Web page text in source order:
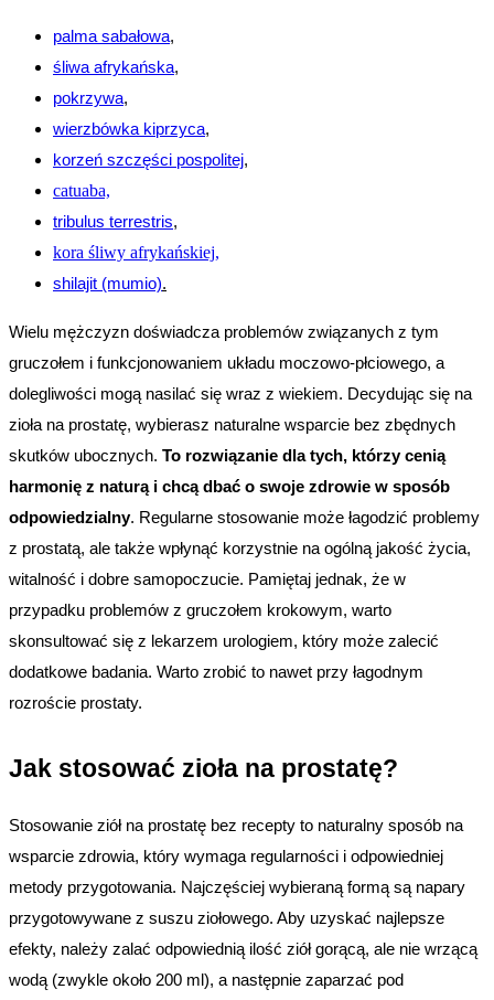
palma sabałowa,
śliwa afrykańska,
pokrzywa,
wierzbówka kiprzyca,
korzeń szczęści pospolitej,
catuaba,
tribulus terrestris,
kora śliwy afrykańskiej,
shilajit (mumio).
Wielu mężczyzn doświadcza problemów związanych z tym
gruczołem i funkcjonowaniem układu moczowo-płciowego, a
dolegliwości mogą nasilać się wraz z wiekiem. Decydując się na
zioła na prostatę, wybierasz naturalne wsparcie bez zbędnych
skutków ubocznych. To rozwiązanie dla tych, którzy cenią
harmonię z naturą i chcą dbać o swoje zdrowie w sposób
odpowiedzialny. Regularne stosowanie może łagodzić problemy
z prostatą, ale także wpłynąć korzystnie na ogólną jakość życia,
witalność i dobre samopoczucie. Pamiętaj jednak, że w
przypadku problemów z gruczołem krokowym, warto
skonsultować się z lekarzem urologiem, który może zalecić
dodatkowe badania. Warto zrobić to nawet przy łagodnym
rozroście prostaty.
Jak stosować zioła na prostatę?
Stosowanie ziół na prostatę bez recepty to naturalny sposób na
wsparcie zdrowia, który wymaga regularności i odpowiedniej
metody przygotowania. Najczęściej wybieraną formą są napary
przygotowywane z suszu ziołowego. Aby uzyskać najlepsze
efekty, należy zalać odpowiednią ilość ziół gorącą, ale nie wrzącą
wodą (zwykle około 200 ml), a następnie zaparzać pod